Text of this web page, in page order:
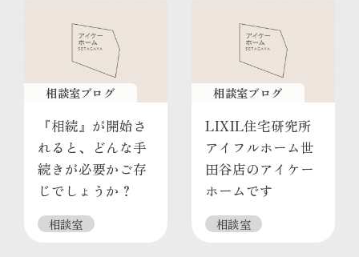
相談室ブログ
『相続』が開始さ
れると、どんな手
続きが必要かご存
じでしょうか？
相談室
相談室ブログ
LIXIL住宅研究所
アイフルホーム世
田谷店のアイケー
ホームです
相談室